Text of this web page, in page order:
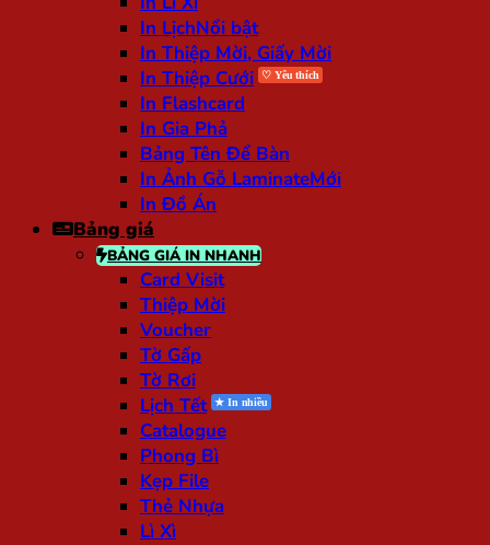
In Lịch
In Thiệp Mời, Giấy Mời
In Thiệp Cưới
In Flashcard
In Gia Phả
Bảng Tên Để Bàn
In Ảnh Gỗ Laminate
In Đồ Án
Bảng giá
BẢNG GIÁ IN NHANH
Card Visit
Thiệp Mời
Voucher
Tờ Gấp
Tờ Rơi
Lịch Tết
Catalogue
Phong Bì
Kẹp File
Thẻ Nhựa
Lì Xì